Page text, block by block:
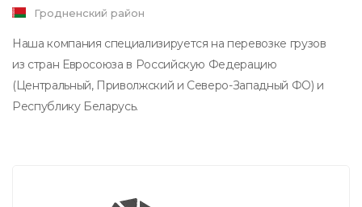
Гродненский район
Наша компания специализируется на перевозке грузов
из стран Евросоюза в Российскую Федерацию
(Центральный, Приволжский и Северо-Западный ФО) и
Республику Беларусь.